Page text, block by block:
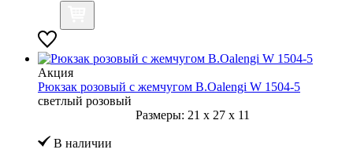
Акция
Рюкзак розовый с жемчугом B.Oalengi W 1504-5
светлый розовый
Размеры: 21 x 27 x 11
В наличии